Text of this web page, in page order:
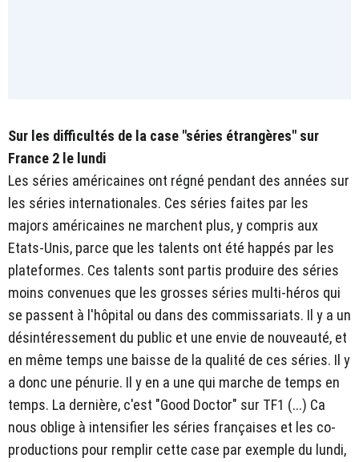
Sur les difficultés de la case "séries étrangères" sur
France 2 le lundi
Les séries américaines ont régné pendant des années sur
les séries internationales. Ces séries faites par les
majors américaines ne marchent plus, y compris aux
Etats-Unis, parce que les talents ont été happés par les
plateformes. Ces talents sont partis produire des séries
moins convenues que les grosses séries multi-héros qui
se passent à l'hôpital ou dans des commissariats. Il y a un
désintéressement du public et une envie de nouveauté, et
en même temps une baisse de la qualité de ces séries. Il y
a donc une pénurie. Il y en a une qui marche de temps en
temps. La dernière, c'est "Good Doctor" sur TF1 (...) Ca
nous oblige à intensifier les séries françaises et les co-
productions pour remplir cette case par exemple du lundi,